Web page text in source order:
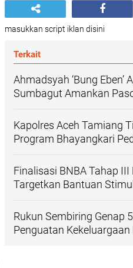
masukkan script iklan disini
Terkait
Ahmadsyah ‘Bung
Sumbagut Amankan
Kapolres Aceh Tamiang
Program Bhayangkari
Finalisasi BNBA Tahap
Targetkan Bantuan
Rukun Sembiring Genap
Penguatan